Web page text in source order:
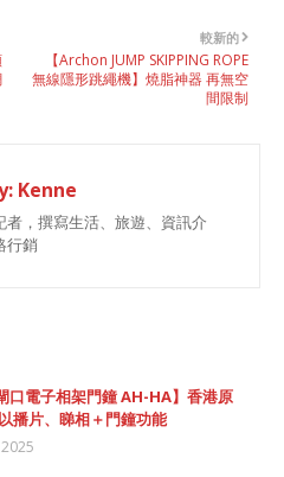
較新的
【Archon JUMP SKIPPING ROPE
無線隱形跳繩機】燒脂神器 再無空
間限制
Kenne
者，撰寫生活、旅遊、資訊介
行銷
口電子相架門鐘 AH-HA】香港原
播片、睇相＋門鐘功能